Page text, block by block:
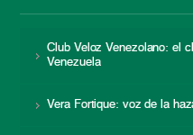
Club Veloz Venezolano: el
Venezuela
Vera Fortique: voz de la